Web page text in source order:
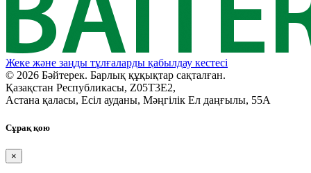
Жеке және заңды тұлғаларды қабылдау кестесі
© 2026 Бәйтерек. Барлық құқықтар сақталған.
Қазақстан Республикасы, Z05T3E2,
Астана қаласы, Есіл ауданы, Мәңгілік Ел даңғылы, 55А
Сұрақ қою
×